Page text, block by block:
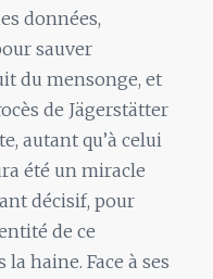
données,
sauver
du mensonge, et
de Jägerstätter
autant qu’à celui
été un miracle
décisif, pour
de ce
haine. Face à ses